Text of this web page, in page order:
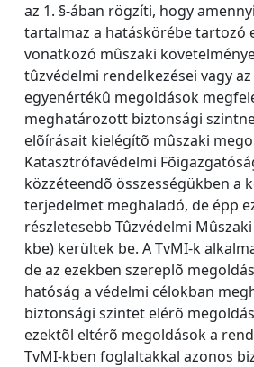
az 1. §-ában rögzíti, hogy
tartalmaz a hatáskörébe tartozó
vonatkozó mûszaki
tûzvédelmi rendelkezései vagy
egyenértékû megoldások
meghatározott biztonsági
elõírásait kielégítõ mûszaki
Katasztrófavédelmi
közzéteendõ összességükben a
terjedelmet meghaladó, de épp
részletesebb Tûzvédelmi
kbe) kerültek be. A TvMI-k
de az ezekben szereplõ
hatóság a védelmi célokban
biztonsági szintet elérõ
ezektõl eltérõ megoldások a
TvMI-kben foglaltakkal azonos